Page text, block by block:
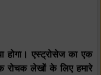
होगा। एस्ट्रोसेज का एक
रोचक लेखों के लिए हमारे